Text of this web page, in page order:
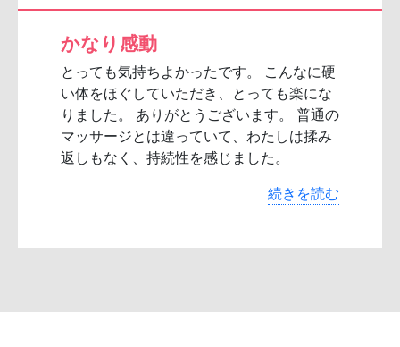
かなり感動
とっても気持ちよかったです。 こんなに硬
い体をほぐしていただき、とっても楽にな
りました。 ありがとうございます。 普通の
マッサージとは違っていて、わたしは揉み
返しもなく、持続性を感じました。
続きを読む